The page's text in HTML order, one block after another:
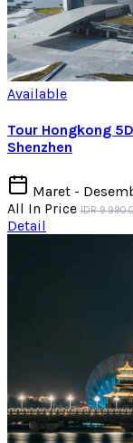
Available
Tour Hongkong
Shenzhen
Maret -
All In Price IDR
Detail